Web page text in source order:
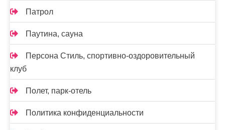
Патрол
Паутина, сауна
Персона Стиль, спортивно-оздоровительный
клуб
Полет, парк-отель
Политика конфиденциальности